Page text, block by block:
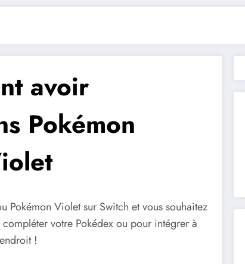
avoir
Pokémon
Pokémon Violet sur Switch et vous souhaitez
votre Pokédex ou pour intégrer à
!